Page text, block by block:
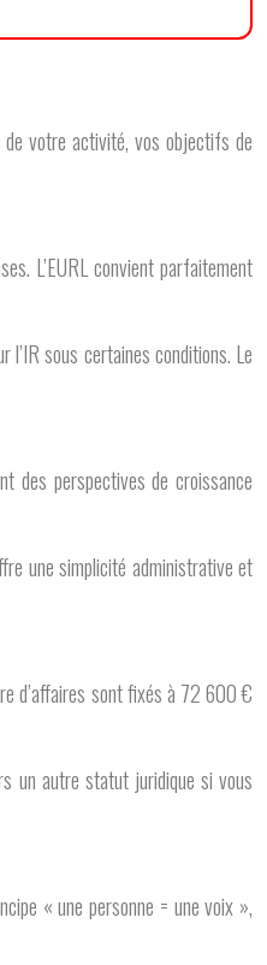
votre activité, vos objectifs de
L’EURL convient parfaitement
l’IR sous certaines conditions. Le
des perspectives de croissance
une simplicité administrative et
d’affaires sont fixés à 72 600 €
un autre statut juridique si vous
« une personne = une voix »,